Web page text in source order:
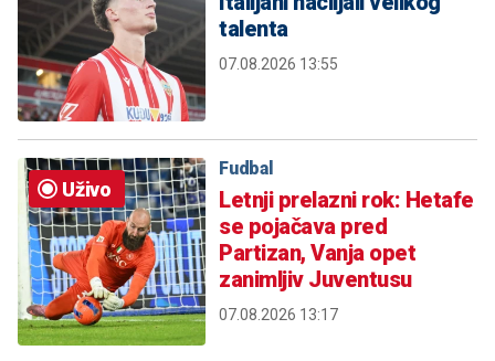
talenta
07.08.2026 13:55
Uživo
Fudbal
Letnji prelazni rok: Hetafe
se pojačava pred
Partizan, Vanja opet
zanimljiv Juventusu
07.08.2026 13:17